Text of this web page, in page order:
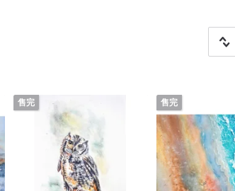
售完 售完